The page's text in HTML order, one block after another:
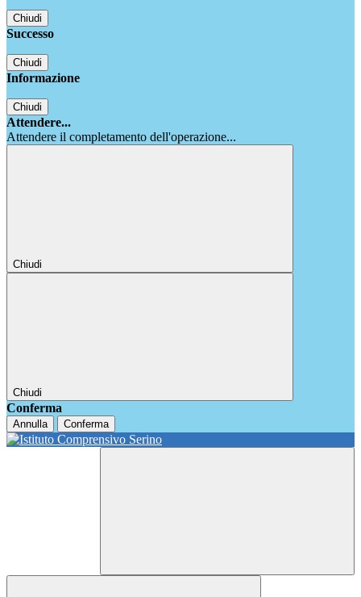
Chiudi
Successo
Chiudi
Informazione
Chiudi
Attendere...
Attendere il completamento dell'operazione...
Chiudi
Chiudi
Conferma
Annulla Conferma